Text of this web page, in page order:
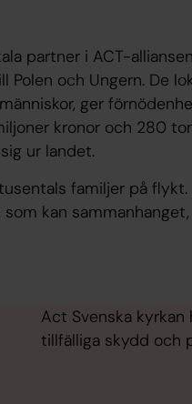
partner i ACT-
och Ungern. De
ger
kronor och 280
ur landet.
familjer på
kan
Act Svenska
tillfälliga skydd och